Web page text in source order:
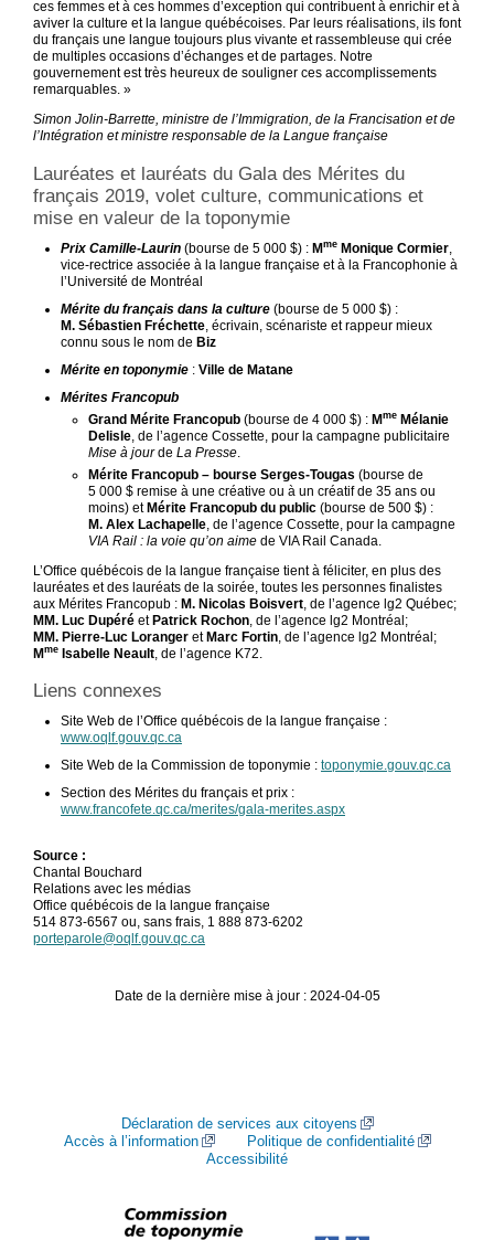
ces femmes et à ces hommes d’exception qui contribuent à enrichir et à
aviver la culture et la langue québécoises. Par leurs réalisations, ils font
du français une langue toujours plus vivante et rassembleuse qui crée
de multiples occasions d’échanges et de partages. Notre
gouvernement est très heureux de souligner ces accomplissements
remarquables. »
Simon Jolin-Barrette, ministre de l’Immigration, de la Francisation et de
l’Intégration et ministre responsable de la Langue française
Lauréates et lauréats du Gala des Mérites du
français 2019, volet culture, communications et
mise en valeur de la toponymie
Prix Camille-Laurin (bourse de 5 000 $) : Mme Monique Cormier
vice-rectrice associée à la langue française et à la Francophonie à
l’Université de Montréal
Mérite du français dans la culture (bourse de 5 000 $) :
M. Sébastien Fréchette , écrivain, scénariste et rappeur mieux
connu sous le nom de Biz
Mérite en toponymie : Ville de Matane
Mérites Francopub
Grand Mérite Francopub (bourse de 4 000 $) : Mme Mélanie
Delisle , de l’agence Cossette, pour la campagne publicitaire
Mise à jourde La Presse
Mérite Francopub – bourse Serges-Tougas (bourse de
5 000 $ remise à une créative ou à un créatif de 35 ans ou
moins) etMérite Francopub du public (bourse de 500 $) :
M. Alex Lachapelle , de l’agence Cossette, pour la campagne
VIA Rail : la voie qu’on aime de VIA Rail Canada.
L’Office québécois de la langue française tient à féliciter, en plus des
lauréates et des lauréats de la soirée, toutes les personnes finalistes
aux Mérites Francopub : M. Nicolas Boisvert , de l’agence lg2 Québec;
MM. Luc Dupéré etPatrick Rochon , de l’agence lg2 Montréal;
MM. Pierre-Luc Loranger etMarc Fortin , de l’agence lg2 Montréal;
Mme Isabelle Neault , de l’agence K72.
Liens connexes
Site Web de l’Office québécois de la langue française :
www.oqlf.gouv.qc.ca
Site Web de la Commission de toponymie : toponymie.gouv.qc.ca
Section des Mérites du français et prix :
www.francofete.qc.ca/merites/gala-merites.aspx
Source :
Chantal Bouchard
Relations avec les médias
Office québécois de la langue française
514 873-6567 ou, sans frais, 1 888 873-6202
porteparole@oqlf.gouv.qc.ca
Date de la dernière mise à jour : 2024-04-05
Déclaration de services aux citoyens
Accès à l’information
Politique de confidentialité
Accessibilité